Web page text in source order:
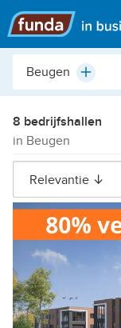
Hoofdmenu
Plaats,
etc.
Plus
8 bedrijfshallen
in Beugen